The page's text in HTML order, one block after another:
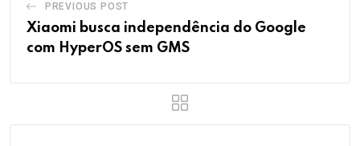
PREVIOUS POST
Xiaomi busca independência do Google
com HyperOS sem GMS